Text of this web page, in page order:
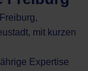
mit kurzen
Expertise